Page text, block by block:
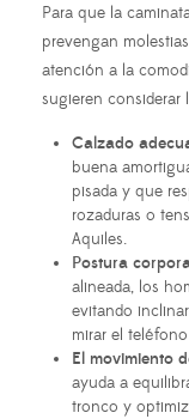
Para que la
prevengan
atención a la
sugieren considerar
Calzado
buena
pisada y que
rozaduras o
Aquiles.
Postura
alineada, los
evitando
mirar el
El movimiento
ayuda a
tronco y